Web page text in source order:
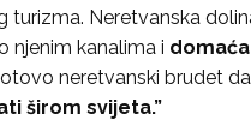
turizma. Neretvanska
njenim kanalima i domaća
neretvanski brudet
širom svijeta.”